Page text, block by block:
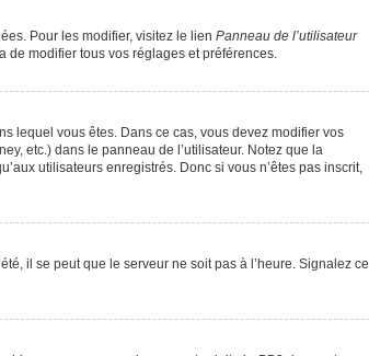
Pour les modifier, visitez le lien Panneau de l’utilisateur
de modifier tous vos réglages et préférences.
lequel vous êtes. Dans ce cas, vous devez modifier vos
etc.) dans le panneau de l’utilisateur. Notez que la
utilisateurs enregistrés. Donc si vous n’êtes pas inscrit,
il se peut que le serveur ne soit pas à l’heure. Signalez ce